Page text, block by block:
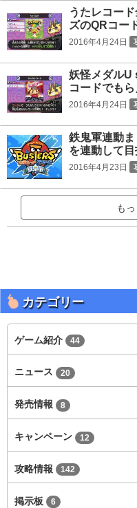
うたレコー
ズのQRコー
2016年4月24日
妖怪メダルU
コードでも
2016年4月24日
鉄鬼軍連動
を連動して目
2016年4月23日
も
カテゴリー
ゲーム紹介 44
ニュース 20
発売情報 8
キャンペーン 12
攻略情報 142
掲示板 6